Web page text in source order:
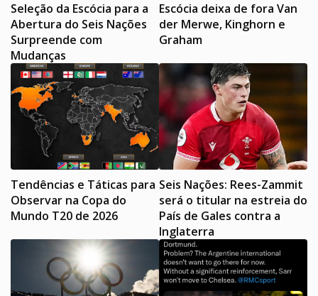
Seleção da Escócia para a
Abertura do Seis Nações
Surpreende com
Mudanças
Escócia deixa de fora Van
der Merwe, Kinghorn e
Graham
Tendências e Táticas para
Observar na Copa do
Mundo T20 de 2026
Seis Nações: Rees-Zammit
será o titular na estreia do
País de Gales contra a
Inglaterra